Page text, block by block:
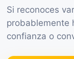
Si reconoces
probablemente
confianza o